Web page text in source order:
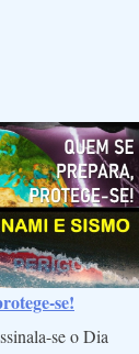
se!
se o Dia